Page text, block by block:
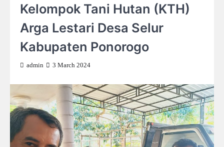
Kelompok Tani Hutan (KTH)
Arga Lestari Desa Selur
Kabupaten Ponorogo
admin 3 March 2024